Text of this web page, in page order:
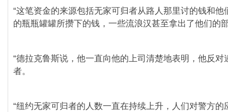
“这笔资金的来源包括无家可归者从路人那里讨的钱和他
的瓶瓶罐罐所攒下的钱，一些流浪汉甚至拿出了他们的
“德拉克鲁斯说，他一直向他的上司清楚地表明，他反对
者。
“纽约无家可归者的人数一直在持续上升，人们对警方的